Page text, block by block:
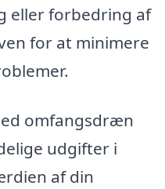
eller forbedring af
for at minimere
omfangsdræn
udgifter i
af din